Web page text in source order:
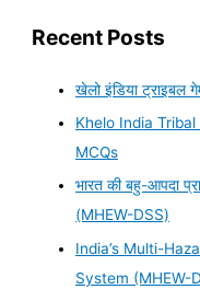
Recent Posts
खेलो इंडिया ट्राइबल
Khelo India
MCQs
भारत की बहु-आपदा
(MHEW-DSS)
India’s Multi-
System (MHEW-